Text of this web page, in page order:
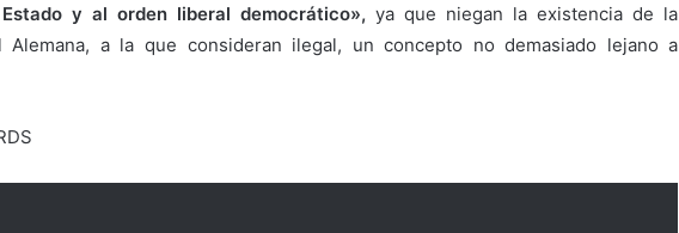
y al orden liberal democrático», ya que niegan la existencia de la
Alemana, a la que consideran ilegal, un concepto no demasiado lejano a